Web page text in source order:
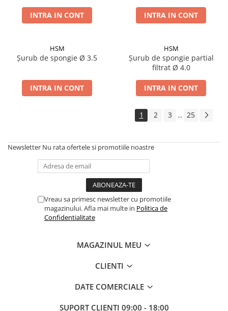
INTRA IN CONT INTRA IN CONT
HSM
Șurub de spongie Ø 3.5
INTRA IN CONT
HSM
Șurub de spongie partial
filtrat Ø 4.0
INTRA IN CONT
1 2 3 ... 25
Newsletter Nu rata ofertele si promotiile noastre
Vreau sa primesc newsletter cu promotiile
magazinului. Afla mai multe in Politica de
Confidentialitate
MAGAZINUL MEU
CLIENTI
DATE COMERCIALE
SUPORT CLIENTI 09:00 - 18:00